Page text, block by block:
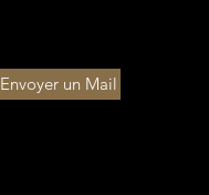
Envoyer un Mail